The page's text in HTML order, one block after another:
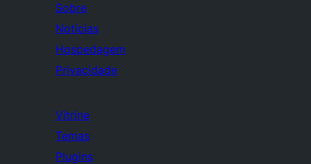
Sobre
Notícias
Hospedagem
Privacidade
Vitrine
Temas
Plugins